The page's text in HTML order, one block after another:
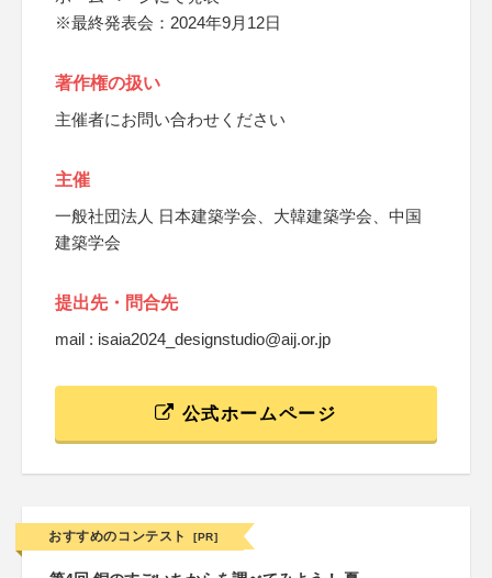
※最終発表会：2024年9月12日
著作権の扱い
主催者にお問い合わせください
主催
一般社団法人 日本建築学会、大韓建築学会、中国
建築学会
提出先・問合先
mail : isaia2024_designstudio@aij.or.jp
公式ホームページ
おすすめのコンテスト [PR]